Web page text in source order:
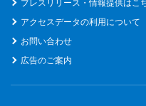
プレスリリース・情報提供はこ
アクセスデータの利用について
お問い合わせ
広告のご案内